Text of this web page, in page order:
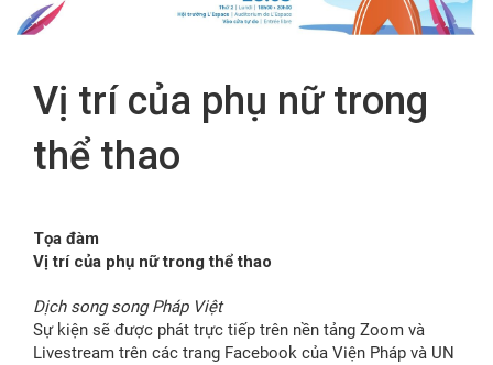
Vị trí của phụ nữ trong
thể thao
Tọa đàm
Vị trí của phụ nữ trong thể thao
Dịch song song Pháp Việt
Sự kiện sẽ được phát trực tiếp trên nền tảng Zoom và
Livestream trên các trang Facebook của Viện Pháp và UN